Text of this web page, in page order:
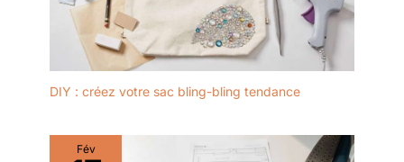
DIY : créez votre sac bling-bling tendance
Fév